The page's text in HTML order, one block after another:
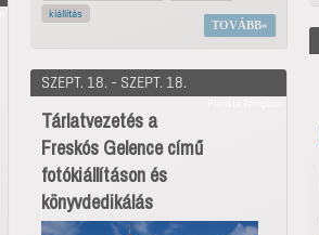
kiállítás
TOVÁBB
SZEPT. 18. - SZEPT. 18.
Tárlatvezetés a
Freskós Gelence című
fotókiállításon és
könyvdedikálás